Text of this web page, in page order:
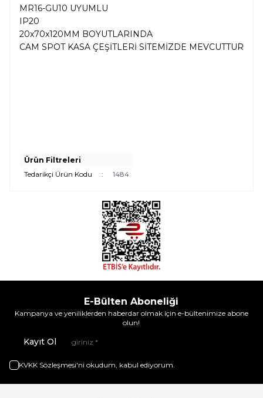
MR16-GU10 UYUMLU
IP20
20x70x120MM BOYUTLARINDA
CAM SPOT KASA ÇEŞİTLERİ SİTEMİZDE MEVCUTTUR
Ürün Filtreleri
Tedarikçi Ürün Kodu
: 1484
E-Bülten Aboneliği
Kampanya ve yeniliklerden haberdar olmak için e-bültenimize abone
olun!
Kayıt Ol
KVKK Sözleşmesi'ni okudum, kabul ediyorum.